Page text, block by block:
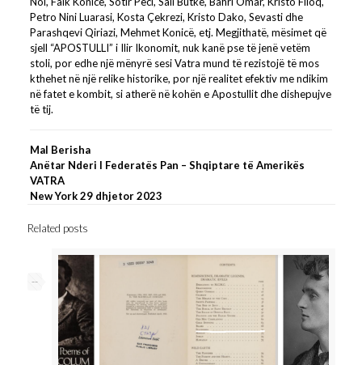
Petro Nini Luarasi, Kosta Çekrezi, Kristo Dako, Sevasti dhe
Parashqevi Qiriazi, Mehmet Konicë, etj. Megjithatë, mësimet që
sjell “APOSTULLI” i Ilir Ikonomit, nuk kanë pse të jenë vetëm
stoli, por edhe një mënyrë sesi Vatra mund të rezistojë të mos
kthehet në një relike historike, por një realitet efektiv me ndikim
në fatet e kombit, si atherë në kohën e Apostullit dhe dishepujve
të tij.
Mal Berisha
Anëtar Nderi I Federatës Pan – Shqiptare të Amerikës
VATRA
New York 29 dhjetor 2023
Related posts
--